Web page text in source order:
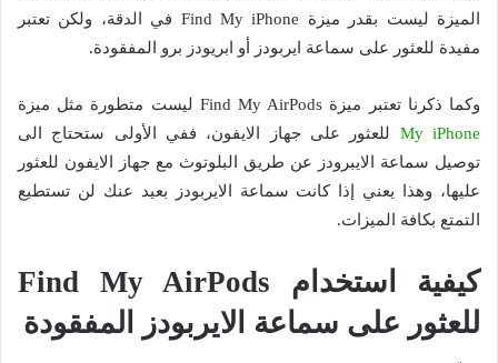
الميزة ليست بقدر ميزة Find My iPhone في الدقة، ولكن تعتبر
مفيدة للعثور على سماعة ايربودز أو ابريودز برو المفقودة.
وكما ذكرنا تعتبر ميزة Find My AirPods ليست متطورة مثل ميزة
My iPhone للعثور على جهاز الايفون، ففي الأولى ستحتاج الى
توصيل سماعة الايبرودز عن طريق البلوتوث مع جهاز الايفون للعثور
عليها، وهذا يعني إذا كانت سماعة الايربودز بعيد عنك لن تستطيع
التمتع بكافة الميزات.
كيفية استخدام Find My AirPods
للعثور على سماعة الايربودز المفقودة